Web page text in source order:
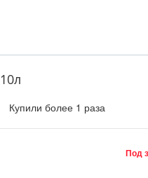
Купили более 1 раза
Под